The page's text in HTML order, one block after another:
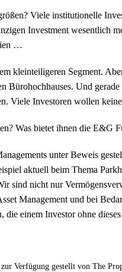
Viele institutionelle
Investment wesentlich
…
kleinteiligeren Segment.
Bürohochhauses. Und
Viele Investoren wollen
Was bietet ihnen die E&G
unter Beweis
aktuell beim Thema
sind nicht nur
Management und bei
die einem Investor ohne
Verfügung gestellt von The